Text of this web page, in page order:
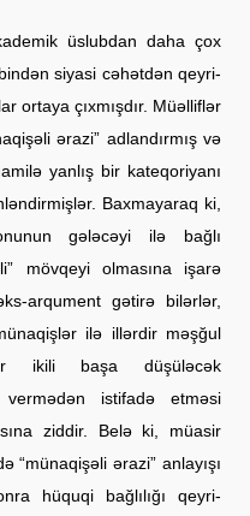
üslubdan daha çox
siyasi cəhətdən qeyri-
ortaya çıxmışdır. Müəlliflər
ərazi” adlandırmış və
yanlış bir kateqoriyanı
Baxmayaraq ki,
gələcəyi ilə bağlı
mövqeyi olmasına işarə
arqument gətirə bilərlər,
ilə illərdir məşğul
ikili başa düşüləcək
istifadə etməsi
ziddir. Belə ki, müasir
“münaqişəli ərazi” anlayışı
hüquqi bağlılığı qeyri-